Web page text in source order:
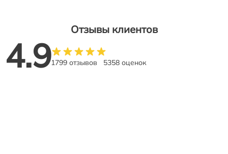
Отзывы клиентов
4.91799 отзывов 5358 оценок